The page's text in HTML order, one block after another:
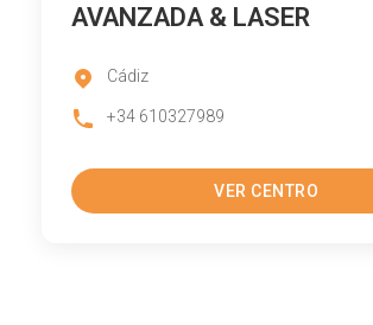
AVANZADA & LASER
Cádiz
+34 610327989
VER CENTRO